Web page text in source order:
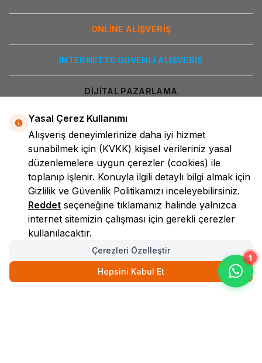
1
ONLİNE ALIŞVERİŞ
İNTERNETTE GÜVENLİ ALIŞVERİŞ
DİJİTAL PAZARLAMA
LokmanAVM
Yasal Çerez Kullanımı
Alışveriş deneyimlerinize daha iyi hizmet
sunabilmek için (KVKK) kişisel verileriniz yasal
düzenlemelere uygun çerezler (cookies) ile
toplanıp işlenir. Konuyla ilgili detaylı bilgi almak için
Gizlilik ve Güvenlik Politikamızı inceleyebilirsiniz.
Reddet seçeneğine tıklamanız halinde yalnızca
internet sitemizin çalışması için gerekli çerezler
kullanılacaktır.
Çerezleri Özelleştir
Hepsini Kabul Et